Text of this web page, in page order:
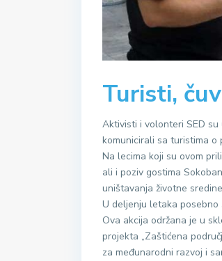
Turisti,
Aktivisti i volonteri SED
komunicirali sa turistima o
Na lecima koji su ovom
ali i poziv gostima
uništavanja životne
U deljenju letaka posebno
Ova akcija održana je u
projekta „Zaštićena
za međunarodni razvoj i